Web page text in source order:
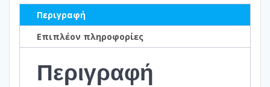
Περιγραφή
Επιπλέον πληροφορίες
Περιγραφή